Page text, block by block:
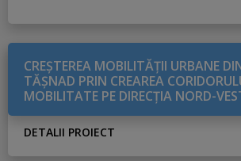
CREŞTEREA MOBILITĂŢII URBANE
TĂŞNAD PRIN CREAREA
MOBILITATE PE DIRECŢIA NORD-
DETALII PROIECT